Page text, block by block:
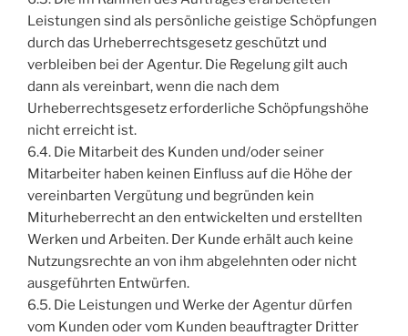
Leistungen sind als persönliche geistige Schöpfungen
durch das Urheberrechtsgesetz geschützt und
verbleiben bei der Agentur. Die Regelung gilt auch
dann als vereinbart, wenn die nach dem
Urheberrechtsgesetz erforderliche Schöpfungshöhe
nicht erreicht ist.
6.4. Die Mitarbeit des Kunden und/oder seiner
Mitarbeiter haben keinen Einfluss auf die Höhe der
vereinbarten Vergütung und begründen kein
Miturheberrecht an den entwickelten und erstellten
Werken und Arbeiten. Der Kunde erhält auch keine
Nutzungsrechte an von ihm abgelehnten oder nicht
ausgeführten Entwürfen.
6.5. Die Leistungen und Werke der Agentur dürfen
vom Kunden oder vom Kunden beauftragter Dritter